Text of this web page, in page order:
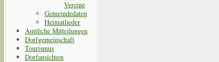
Vereine
Gemeindedaten
Heimatlieder
Amtliche Mitteilungen
Dorfgemeinschaft
Tourismus
Dorfansichten